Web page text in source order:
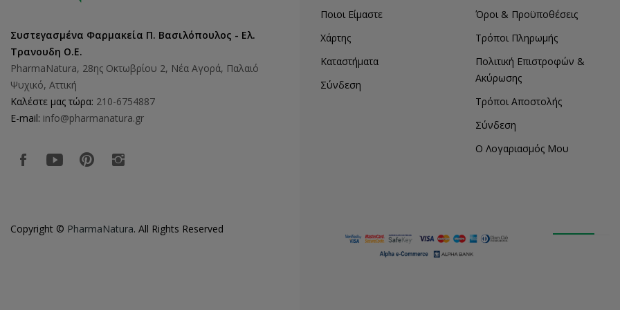
Συστεγασμένα Φαρμακεία Π. Βασιλόπουλος - Ελ.
Τρανουδη Ο.Ε.
PharmaNatura, 28ης Οκτωβρίου 2, Νέα Αγορά, Παλαιό
Ψυχικό, Αττική
Καλέστε μας τώρα: 210-6754887
E-mail: info@pharmanatura.gr
Ποιοι Είμαστε
Χάρτης
Καταστήματα
Σύνδεση
Όροι & Προϋποθέσεις
Τρόποι Πληρωμής
Πολιτική Επιστροφών &
Ακύρωσης
Τρόποι Αποστολής
Σύνδεση
Ο Λογαριασμός Μου
Copyright © PharmaNatura. All Rights Reserved